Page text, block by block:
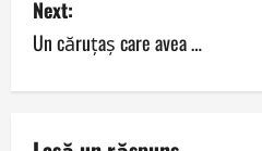
t
n
Next:
Un căruţaş care avea …